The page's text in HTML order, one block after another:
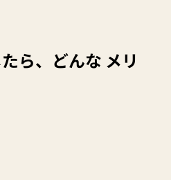
ら、どんな メリ